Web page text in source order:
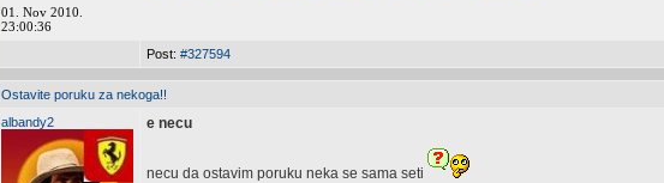
01. Nov 2010.
23:00:36
Post: #327594
Ostavite poruku za nekoga!!
albandy2
e necu
necu da ostavim poruku neka se sama seti